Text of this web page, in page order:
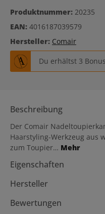
Produktnummer: 20235
EAN: 4016187039579
Hersteller: Comair
Du erhältst 3
Beschreibung
Der Comair
Haarstyling-Werkzeug aus
zum Toupier… Mehr
Eigenschaften
Hersteller
Bewertungen